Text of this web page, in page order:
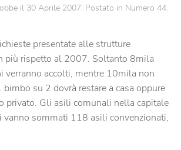
il 30 Aprile 2007. Postato in Numero 44.
presentate alle strutture
più rispetto al 2007. Soltanto 8mila
verranno accolti, mentre 10mila non
bimbo su 2 dovrà restare a casa oppure
privato. Gli asili comunali nella capitale
sommati 118 asili convenzionati,